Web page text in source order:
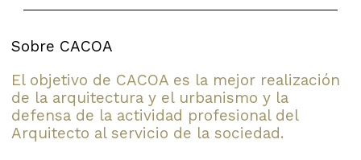
Sobre CACOA
El objetivo de CACOA es la mejor realización
de la arquitectura y el urbanismo y la
defensa de la actividad profesional del
Arquitecto al servicio de la sociedad.